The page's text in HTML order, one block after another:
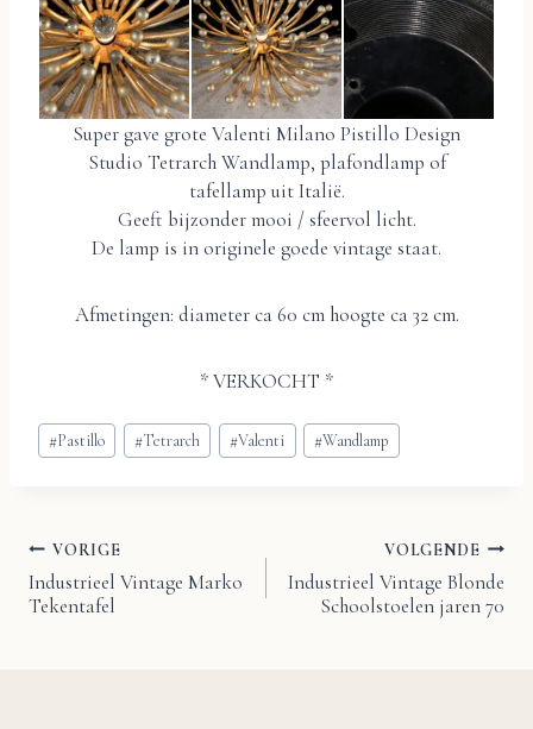
Super gave grote Valenti Milano Pistillo Design
Studio Tetrarch Wandlamp, plafondlamp of
tafellamp uit Italië.
Geeft bijzonder mooi / sfeervol licht.
De lamp is in originele goede vintage staat.
Afmetingen: diameter ca 60 cm hoogte ca 32 cm.
* VERKOCHT *
Bericht
tags:
#Pastillo #Tetrarch #Valenti #Wandlamp
Bericht
VORIGE
Industrieel Vintage Marko
Tekentafel
VOLGENDE
Industrieel Vintage Blonde
Schoolstoelen jaren 70